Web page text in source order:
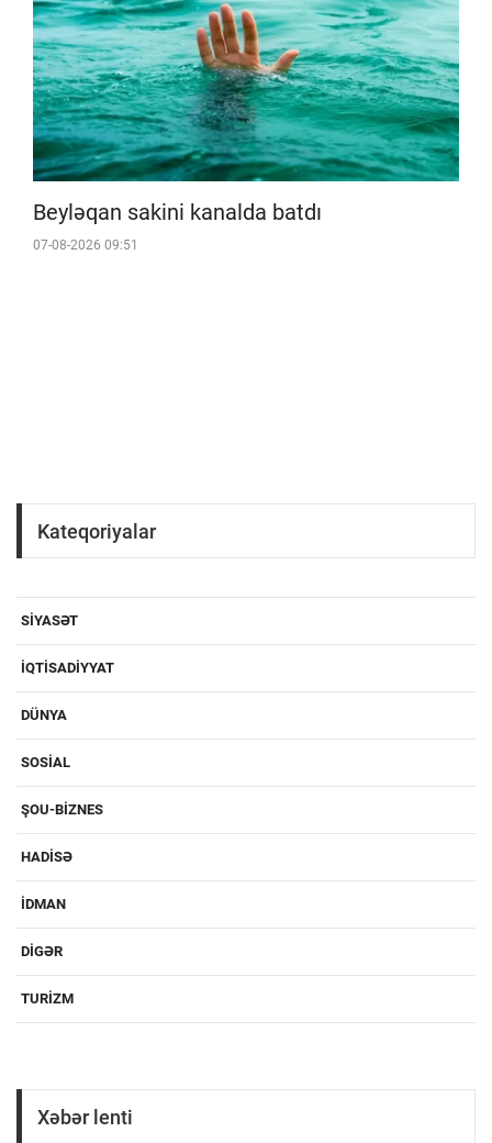
Beyləqan sakini kanalda batdı
07-08-2026 09:51
Kateqoriyalar
SIYASƏT
IQTISADIYYAT
DÜNYA
SOSIAL
ŞOU-BIZNES
HADISƏ
IDMAN
DIGƏR
TURIZM
Xəbər lenti